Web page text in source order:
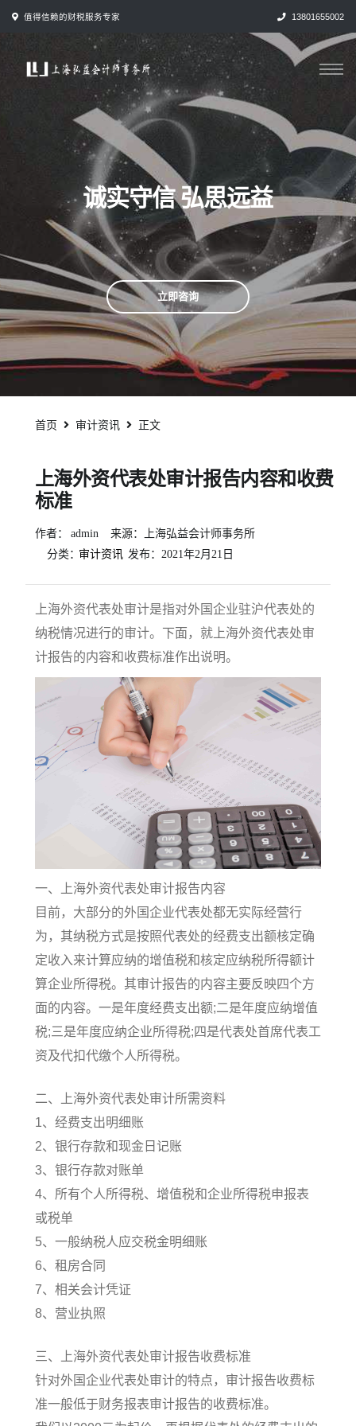
值得信赖的财税服务专家 13801655002
诚实守信 弘思远益
立即咨询
首页 审计资讯 正文
上海外资代表处审计报告内容和收费
标准
作者： admin
来源：上海弘益会计师事务所
分类：审计资讯 发布： 2021年2月21日
上海外资代表处审计是指对外国企业驻沪代表处的
纳税情况进行的审计。下面，就上海外资代表处审
计报告的内容和收费标准作出说明。
一、上海外资代表处审计报告内容
目前，大部分的外国企业代表处都无实际经营行
为，其纳税方式是按照代表处的经费支出额核定确
定收入来计算应纳的增值税和核定应纳税所得额计
算企业所得税。其审计报告的内容主要反映四个方
面的内容。一是年度经费支出额;二是年度应纳增值
税;三是年度应纳企业所得税;四是代表处首席代表工
资及代扣代缴个人所得税。
二、上海外资代表处审计所需资料
1、经费支出明细账
2、银行存款和现金日记账
3、银行存款对账单
4、所有个人所得税、增值税和企业所得税申报表
或税单
5、一般纳税人应交税金明细账
6、租房合同
7、相关会计凭证
8、营业执照
三、上海外资代表处审计报告收费标准
针对外国企业代表处审计的特点，审计报告收费标
准一般低于财务报表审计报告的收费标准。